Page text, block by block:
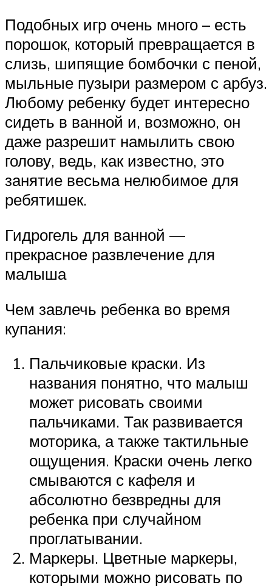
Подобных игр очень много – есть
порошок, который превращается в
слизь, шипящие бомбочки с пеной,
мыльные пузыри размером с арбуз.
Любому ребенку будет интересно
сидеть в ванной и, возможно, он
даже разрешит намылить свою
голову, ведь, как известно, это
занятие весьма нелюбимое для
ребятишек.
Гидрогель для ванной —
прекрасное развлечение для
малыша
Чем завлечь ребенка во время
купания:
Пальчиковые краски. Из
названия понятно, что малыш
может рисовать своими
пальчиками. Так развивается
моторика, а также тактильные
ощущения. Краски очень легко
смываются с кафеля и
абсолютно безвредны для
ребенка при случайном
проглатывании.
Маркеры. Цветные маркеры,
которыми можно рисовать по